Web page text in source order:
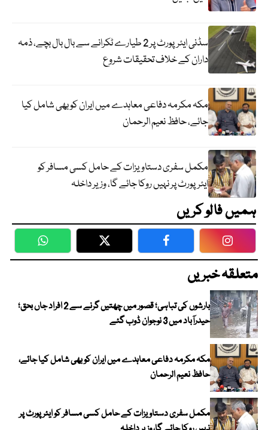
سڈنی ایئرپورٹ پر 2 طیارے ٹکرانے سے بال بال بچے، ذمہ
داران کے خلاف تحقیقات شروع
مکہ مکرمہ دفاعی معاہدے میں ایران کو بھی شامل کیا
جائے، حافظ نعیم الرحمان
مکمل سفری دستاویزات کے حامل کسی مسافر کو
ایئرپورٹ پر نہیں روکا جائے گا، وزیر داخلہ
ہمیں فالو کریں
WhatsApp Twitter Facebook
متعلقہ خبریں
بارشوں کی تباہی؛ قصور میں چھتیں گرنے سے 2 افراد جاں بحق؛
حیدرآباد میں 3 نوجوان ڈوب گئے
مکہ مکرمہ دفاعی معاہدے میں ایران کو بھی شامل کیا جائے،
حافظ نعیم الرحمان
مکمل سفری دستاویزات کے حامل کسی مسافر کو ایئرپورٹ پر